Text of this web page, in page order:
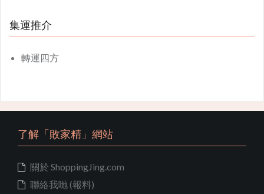
集運推介
轉運四方
了解「敗家精」網站
關於 ShoppingJing.com
聯絡我哋 (報料)